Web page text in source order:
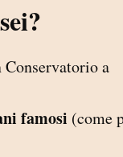
a
famosi (come